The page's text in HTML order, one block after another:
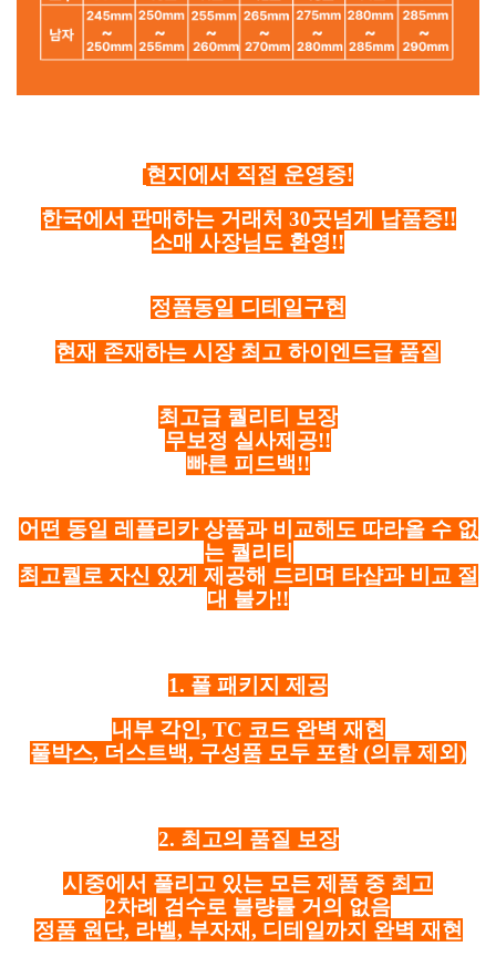
현지에서 직접 운영중!
한국에서 판매하는 거래처 30곳넘게 납품중!!
소매 사장님도 환영!!
정품동일 디테일구현
현재 존재하는 시장 최고 하이엔드급 품질
최고급 퀄리티 보장
무보정 실사제공!!
빠른 피드백!!
어떤 동일 레플리카 상품과 비교해도 따라올 수 없
는 퀄리티
최고퀄로 자신 있게 제공해 드리며 타샵과 비교 절
대 불가!!
1. 풀 패키지 제공
내부 각인, TC 코드 완벽 재현
풀박스, 더스트백, 구성품 모두 포함 (의류 제외)
2. 최고의 품질 보장
시중에서 풀리고 있는 모든 제품 중 최고
2차례 검수로 불량률 거의 없음
정품 원단, 라벨, 부자재, 디테일까지 완벽 재현